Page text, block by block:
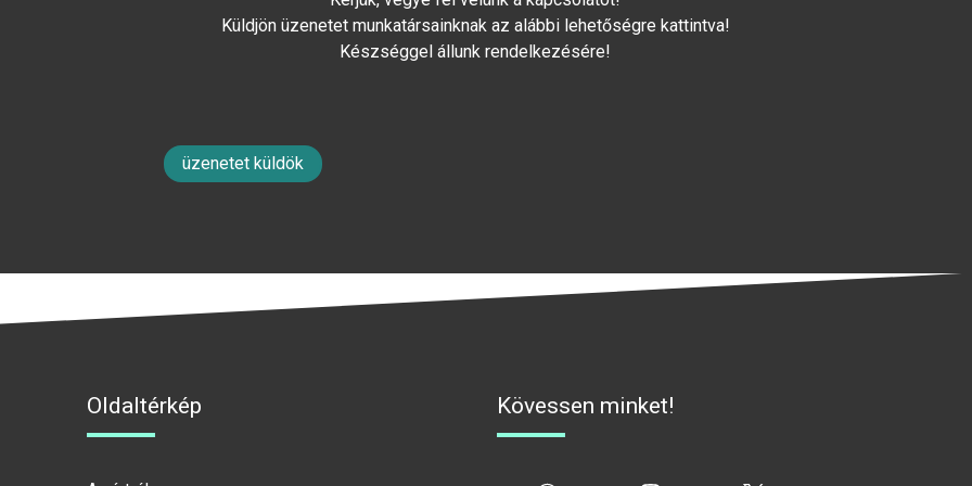
Küldjön üzenetet munkatársainknak az alábbi lehetőségre kattintva!
Készséggel állunk rendelkezésére!
üzenetet küldök
Oldaltérkép Kövessen minket!